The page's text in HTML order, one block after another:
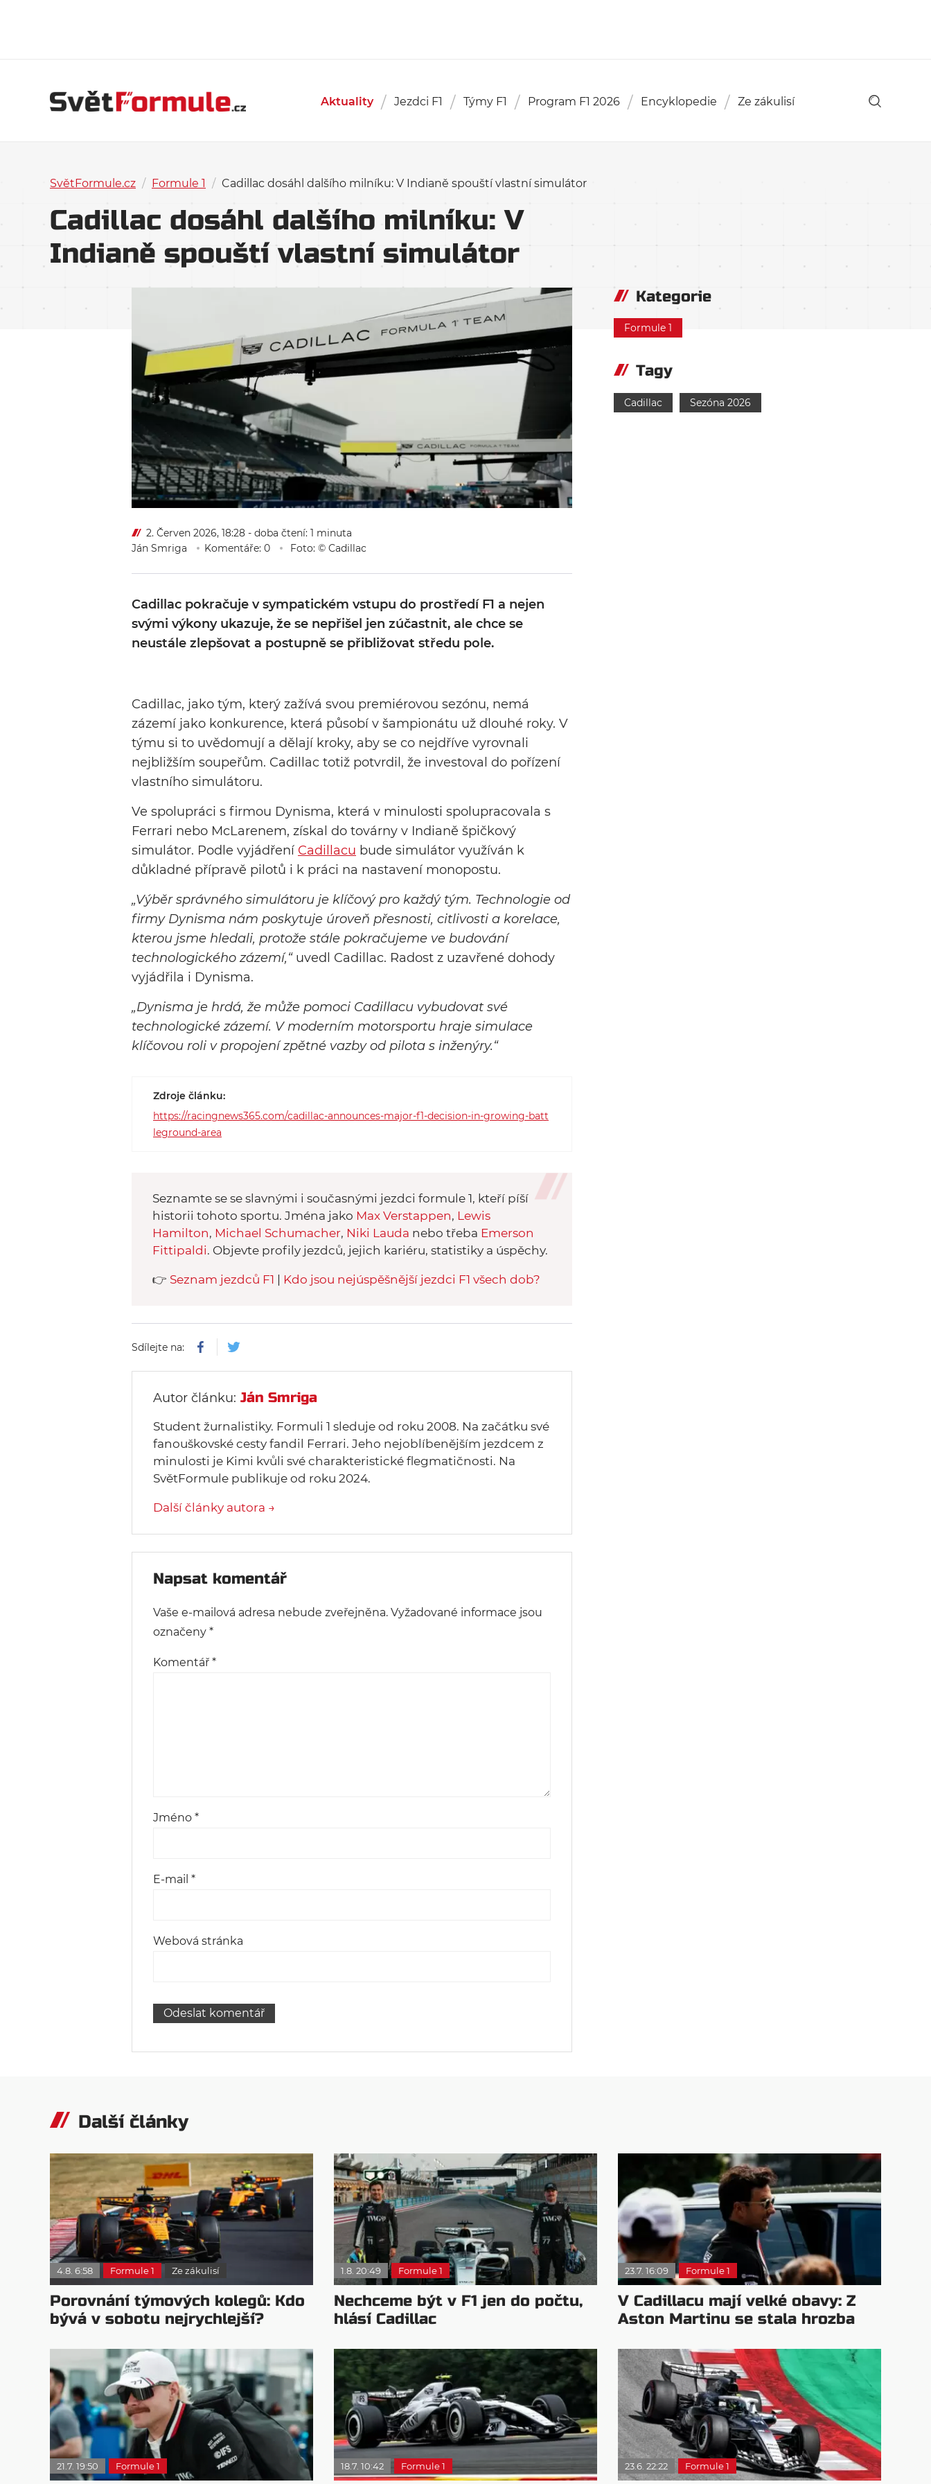
Aktuality Jezdci F1 Týmy F1 Program F1 2026 Encyklopedie Ze zákulisí
SvětFormule.cz / Formule 1 / Cadillac dosáhl dalšího milníku: V Indianě spouští vlastní simulátor
Cadillac dosáhl dalšího milníku: V
Indianě spouští vlastní simulátor
2. Červen 2026, 18:28 - doba čtení: 1 minuta
Ján Smriga
Komentáře: 0 Foto: © Cadillac
Cadillac pokračuje v sympatickém vstupu do prostředí F1 a nejen
svými výkony ukazuje, že se nepřišel jen zúčastnit, ale chce se
neustále zlepšovat a postupně se přibližovat středu pole.
Cadillac, jako tým, který zažívá svou premiérovou sezónu, nemá
zázemí jako konkurence, která působí v šampionátu už dlouhé roky. V
týmu si to uvědomují a dělají kroky, aby se co nejdříve vyrovnali
nejbližším soupeřům. Cadillac totiž potvrdil, že investoval do pořízení
vlastního simulátoru.
Ve spolupráci s firmou Dynisma, která v minulosti spolupracovala s
Ferrari nebo McLarenem, získal do továrny v Indianě špičkový
simulátor. Podle vyjádření Cadillacu bude simulátor využíván k
důkladné přípravě pilotů i k práci na nastavení monopostu.
„Výběr správného simulátoru je klíčový pro každý tým. Technologie od
firmy Dynisma nám poskytuje úroveň přesnosti, citlivosti a korelace,
kterou jsme hledali, protože stále pokračujeme ve budování
technologického zázemí,“uvedl Cadillac. Radost z uzavřené dohody
vyjádřila i Dynisma.
„Dynisma je hrdá, že může pomoci Cadillacu vybudovat své
technologické zázemí. V moderním motorsportu hraje simulace
klíčovou roli v propojení zpětné vazby od pilota s inženýry.“
Zdroje článku:
https://racingnews365.com/cadillac-announces-major-f1-decision-in-growing-batt
leground-area
Seznamte se se slavnými i současnými jezdci formule 1, kteří píší
historii tohoto sportu. Jména jako Max Verstappen, Lewis
Hamilton, Michael Schumacher, Niki Lauda nebo třeba Emerson
Fittipaldi. Objevte profily jezdců, jejich kariéru, statistiky a úspěchy.
👉 Seznam jezdců F1 Kdo jsou nejúspěšnější jezdci F1 všech dob?
Sdílejte na:
Autor článku: Ján Smriga
Student žurnalistiky. Formuli 1 sleduje od roku 2008. Na začátku své
fanouškovské cesty fandil Ferrari. Jeho nejoblíbenějším jezdcem z
minulosti je Kimi kvůli své charakteristické flegmatičnosti. Na
SvětFormule publikuje od roku 2024.
Další články autora →
Napsat komentář
Vaše e-mailová adresa nebude zveřejněna. Vyžadované informace jsou
označeny *
Komentář *
Jméno *
E-mail *
Webová stránka
Kategorie
Formule 1
Tagy
Cadillac Sezóna 2026
Další články
4.8. 6:58 Formule 1 Ze zákulisí
Porovnání týmových kolegů: Kdo
bývá v sobotu nejrychlejší?
1.8. 20:49 Formule 1
Nechceme být v F1 jen do počtu,
hlásí Cadillac
23.7. 16:09 Formule 1
V Cadillacu mají velké obavy: Z
Aston Martinu se stala hrozba
21.7. 19:50 Formule 1 18.7. 10:42 Formule 1 23.6. 22:22 Formule 1